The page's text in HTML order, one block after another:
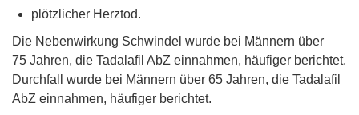
plötzlicher Herztod.
Die Nebenwirkung Schwindel wurde bei Männern über
75 Jahren, die Tadalafil AbZ einnahmen, häufiger berichtet.
Durchfall wurde bei Männern über 65 Jahren, die Tadalafil
AbZ einnahmen, häufiger berichtet.